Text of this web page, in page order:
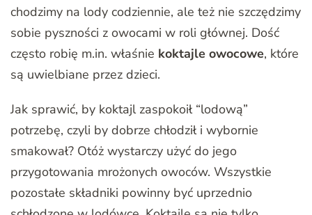
chodzimy na lody codziennie, ale też nie szczędzimy
sobie pyszności z owocami w roli głównej. Dość
często robię m.in. właśnie koktajle owocowe, które
są uwielbiane przez dzieci.
Jak sprawić, by koktajl zaspokoił “lodową”
potrzebę, czyli by dobrze chłodził i wybornie
smakował? Otóż wystarczy użyć do jego
przygotowania mrożonych owoców. Wszystkie
pozostałe składniki powinny być uprzednio